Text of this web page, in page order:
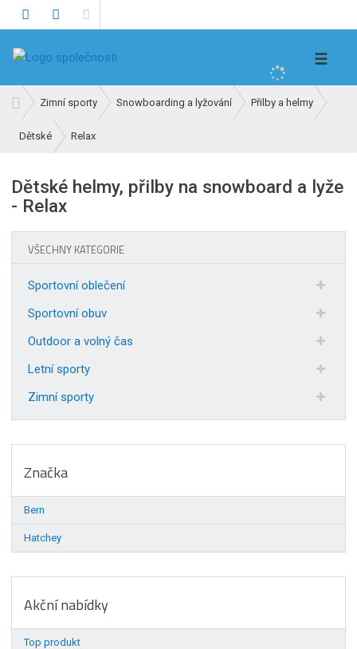
t
☰
v
o
í
s
Zimní sporty Snowboarding a lyžování Přilby a helmy
Dětské Relax
Dětské helmy, přilby na snowboard a lyže
- Relax
VŠECHNY KATEGORIE
Sportovní oblečení
Sportovní obuv
Outdoor a volný čas
Letní sporty
Zimní sporty
Značka
Bern
Hatchey
Akční nabídky
Top produkt